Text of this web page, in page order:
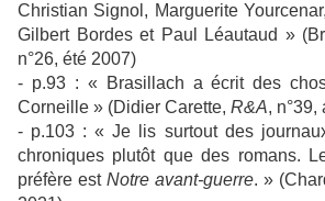
Christian Signol, Marguerite
Gilbert Bordes et Paul Léautaud »
n°26, été 2007)
- p.93 : « Brasillach a écrit des
Corneille » (Didier Carette, R&A, n°39,
- p.103 : « Je lis surtout des
chroniques plutôt que des romans.
préfère est Notre avant-guerre. »